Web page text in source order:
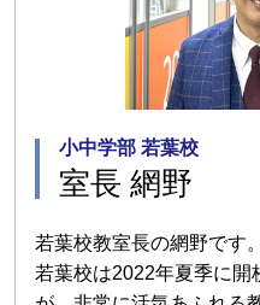
小中学部 若葉校
室長 網野
若葉校教室長の網野です。
若葉校は2022年夏季に開